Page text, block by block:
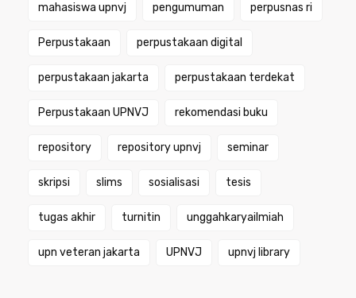
mahasiswa upnvj pengumuman perpusnas ri
Perpustakaan perpustakaan digital
perpustakaan jakarta perpustakaan terdekat
Perpustakaan UPNVJ rekomendasi buku
repository repository upnvj seminar
skripsi slims sosialisasi tesis
tugas akhir turnitin unggahkaryailmiah
upn veteran jakarta UPNVJ upnvj library